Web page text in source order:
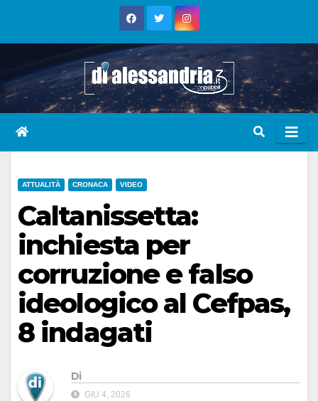
ATTUALITÀ CRONACA VIDEO
Caltanissetta:
inchiesta per
corruzione e falso
ideologico al Cefpas,
8 indagati
Di
GIU 4, 2026